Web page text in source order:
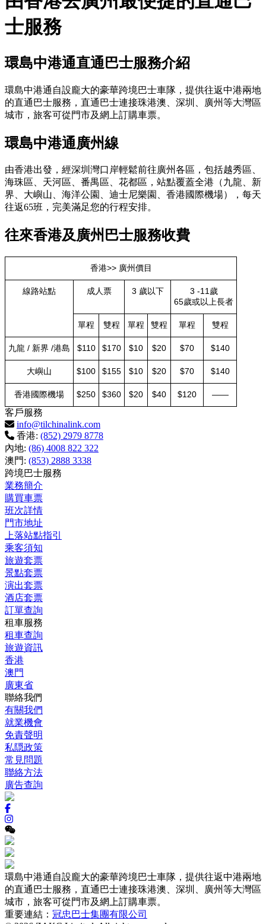
士服務
環島中港通直通巴士服務介紹
環島中港通自設龐大的豪華跨境巴士車隊，提供往返中港兩地
的直通巴士服務，直通巴士連接珠港澳、深圳、廣州等大灣區
城市，旅客可從門市及網上訂購車票。
環島中港通廣州線
由香港出發，經深圳灣口岸輕鬆前往廣州各區，包括越秀區、
海珠區、天河區、番禺區、花都區，站點覆蓋全港（九龍、新
界、大嶼山、海洋公園、迪士尼樂園、香港國際機場），每天
往返65班，完美滿足您的行程安排。
往來香港及廣州巴士服務收費
香港>> 廣州價目
線路站點 成人票 3 歲以下
3 -11歲
65歲或以上長者
單程 雙程 單程 雙程 單程 雙程
九龍 / 新界 /港島 $110 $170 $10 $20 $70 $140
大嶼山 $100 $155 $10 $20 $70 $140
香港國際機場 $250 $360 $20 $40 $120 ——
客戶服務
info@tilchinalink.com
香港: (852) 2979 8778
內地: (86) 4008 822 322
澳門: (853) 2888 3338
跨境巴士服務
業務簡介
購買車票
班次詳情
門市地址
上落站點指引
乘客須知
旅遊套票
景點套票
演出套票
酒店套票
訂單查詢
租車服務
租車查詢
旅遊資訊
香港
澳門
廣東省
聯絡我們
有關我們
就業機會
免責聲明
私隠政策
常見問題
聯絡方法
廣告查詢
環島中港通自設龐大的豪華跨境巴士車隊，提供往返中港兩地
的直通巴士服務，直通巴士連接珠港澳、深圳、廣州等大灣區
城市，旅客可從門市及網上訂購車票。
重要連結： 冠忠巴士集團有限公司